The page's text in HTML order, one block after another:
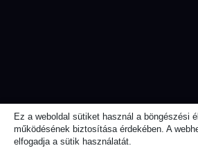
Ez a weboldal sütiket használ a böngészési
működésének biztosítása érdekében. A
elfogadja a sütik használatát.